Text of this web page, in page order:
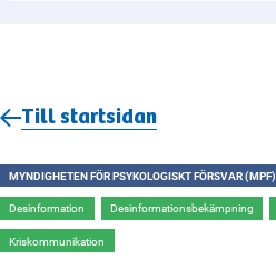
Till startsidan
MYNDIGHETEN FÖR PSYKOLOGISKT FÖRSVAR (MPF)
Desinformation Desinformationsbekämpning
Kriskommunikation